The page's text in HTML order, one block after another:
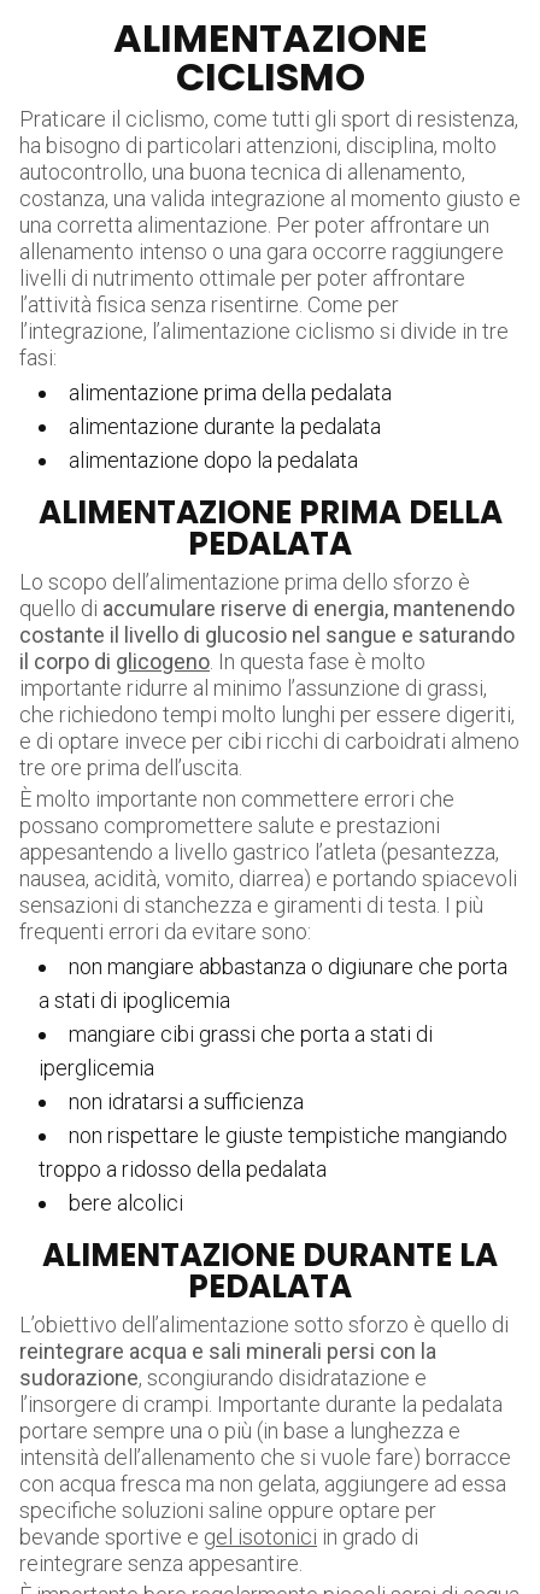
ALIMENTAZIONE
CICLISMO
Praticare il ciclismo, come tutti gli sport di resistenza,
ha bisogno di particolari attenzioni, disciplina, molto
autocontrollo, una buona tecnica di allenamento,
costanza, una valida integrazione al momento giusto e
una corretta alimentazione. Per poter affrontare un
allenamento intenso o una gara occorre raggiungere
livelli di nutrimento ottimale per poter affrontare
l’attività fisica senza risentirne. Come per
l’integrazione, l’alimentazione ciclismo si divide in tre
fasi:
alimentazione prima della pedalata
alimentazione durante la pedalata
alimentazione dopo la pedalata
ALIMENTAZIONE PRIMA DELLA
PEDALATA
Lo scopo dell’alimentazione prima dello sforzo è
quello di accumulare riserve di energia, mantenendo
costante il livello di glucosio nel sangue e saturando
il corpo di glicogeno . In questa fase è molto
importante ridurre al minimo l’assunzione di grassi,
che richiedono tempi molto lunghi per essere digeriti,
e di optare invece per cibi ricchi di carboidrati almeno
tre ore prima dell’uscita.
È molto importante non commettere errori che
possano compromettere salute e prestazioni
appesantendo a livello gastrico l’atleta (pesantezza,
nausea, acidità, vomito, diarrea) e portando spiacevoli
sensazioni di stanchezza e giramenti di testa. I più
frequenti errori da evitare sono:
non mangiare abbastanza o digiunare che porta
a stati di ipoglicemia
mangiare cibi grassi che porta a stati di
iperglicemia
non idratarsi a sufficienza
non rispettare le giuste tempistiche mangiando
troppo a ridosso della pedalata
bere alcolici
ALIMENTAZIONE DURANTE LA
PEDALATA
L’obiettivo dell’alimentazione sotto sforzo è quello di
reintegrare acqua e sali minerali persi con la
sudorazione, scongiurando disidratazione e
l’insorgere di crampi. Importante durante la pedalata
portare sempre una o più (in base a lunghezza e
intensità dell’allenamento che si vuole fare) borracce
con acqua fresca ma non gelata, aggiungere ad essa
specifiche soluzioni saline oppure optare per
bevande sportive e gel isotonici in grado di
reintegrare senza appesantire.